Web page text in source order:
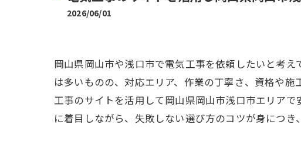
2026/06/01
岡山県岡山市や浅口市で電気工事を依頼したいと考
は多いものの、対応エリア、作業の丁寧さ、資格や
工事のサイトを活用して岡山県岡山市浅口市エリア
に着目しながら、失敗しない選び方のコツが身につ